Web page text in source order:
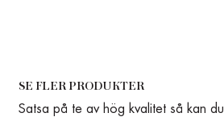
SE FLER PRODUKTER
Satsa på te av hög kvalitet så kan